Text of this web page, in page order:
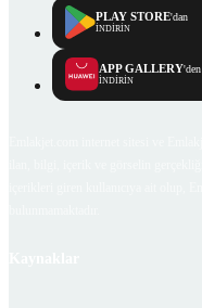
PLAY STORE'dan
İNDİRİN
APP GALLERY'den
İNDİRİN